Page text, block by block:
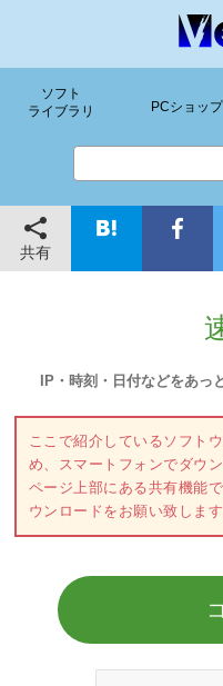
ソフト
ライブラリ
PCショップ
共有
IP・時刻・日付などをあっ
ここで紹介しているソフト
め、スマートフォンでダウ
ページ上部にある共有機能
ウンロードをお願い致します